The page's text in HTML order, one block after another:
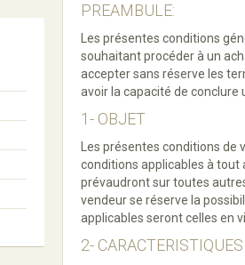
PREAMBULE:
Les présentes conditions
souhaitant procéder à un
accepter sans réserve les
avoir la capacité de conclure
1- OBJET
Les présentes conditions de
conditions applicables à
prévaudront sur toutes
vendeur se réserve la
applicables seront celles en
2-